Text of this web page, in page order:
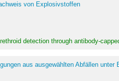
von Explosivstoffen
detection through antibody-
aus ausgewählten Abfällen